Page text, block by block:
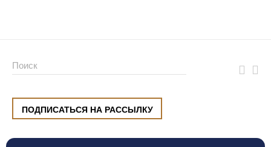
ПОДПИСАТЬСЯ НА РАССЫЛКУ
ул. Малышева, 8, Екатеринбург